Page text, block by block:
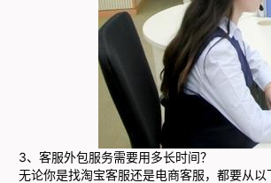
3、客服外包服务需要用多长时间？
无论你是找淘宝客服还是电商客服，都要从以